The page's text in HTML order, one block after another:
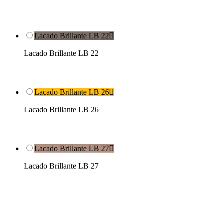
Lacado Brillante LB 22
Lacado Brillante LB 22
Lacado Brillante LB 26
Lacado Brillante LB 26
Lacado Brillante LB 27
Lacado Brillante LB 27